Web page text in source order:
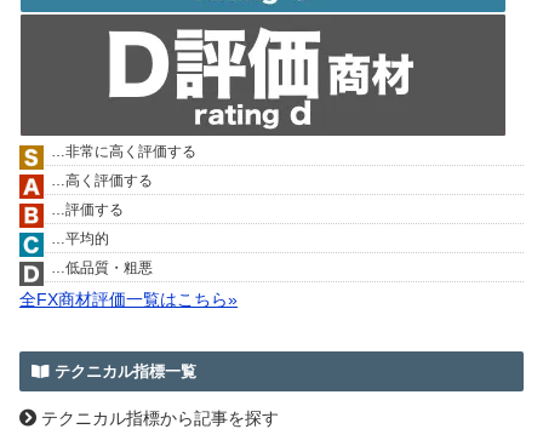
…非常に高く評価する
…高く評価する
…評価する
…平均的
…低品質・粗悪
全FX商材評価一覧はこちら»
テクニカル指標一覧
テクニカル指標から記事を探す